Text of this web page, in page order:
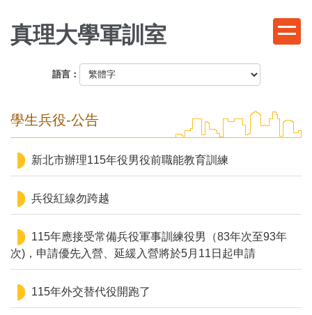
到
主
區
真理大學軍訓室
語言：
學生兵役-公告
新北市辦理115年役男役前職能教育訓練
兵役紅線勿跨越
115年應接受常備兵役軍事訓練役男（83年次至93年
次)，申請優先入營、延緩入營將於5月11日起申請
115年外交替代役開跑了